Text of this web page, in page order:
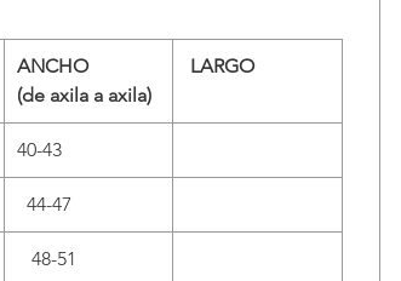
ANCHO
(de axila a axila)
LARGO
40-43
44-47
48-51